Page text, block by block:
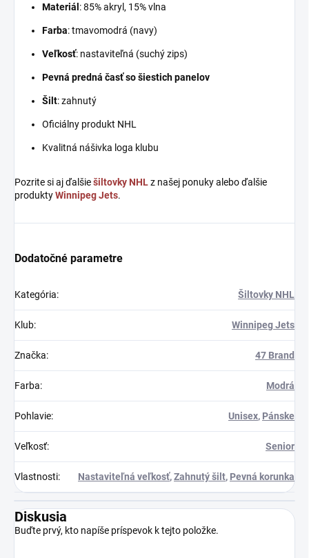
Materiál : 85% akryl, 15% vlna
Farba: tmavomodrá (navy)
Veľkosť: nastaviteľná (suchý zips)
Pevná predná časť so šiestich panelov
Šilt: zahnutý
Oficiálny produkt NHL
Kvalitná nášivka loga klubu
Pozrite si aj ďalšiešiltovky NHLz našej ponuky alebo ďalšie
produktyWinnipeg Jets.
Dodatočné parametre
Kategória: Šiltovky NHL
Klub: Winnipeg Jets
Značka: 47 Brand
Farba: Modrá
Pohlavie: Unisex, Pánske
Veľkosť: Senior
Vlastnosti: Nastaviteľná veľkosť,Zahnutý šilt, Pevná korunka
Diskusia
Buďte prvý, kto napíše príspevok k tejto položke.